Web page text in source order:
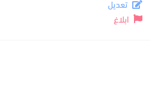
تعديل
ابلاغ